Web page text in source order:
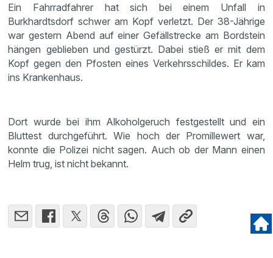
Ein Fahrradfahrer hat sich bei einem Unfall in
Burkhardtsdorf schwer am Kopf verletzt. Der 38-Jährige
war gestern Abend auf einer Gefällstrecke am Bordstein
hängen geblieben und gestürzt. Dabei stieß er mit dem
Kopf gegen den Pfosten eines Verkehrsschildes. Er kam
ins Krankenhaus.
Dort wurde bei ihm Alkoholgeruch festgestellt und ein
Bluttest durchgeführt. Wie hoch der Promillewert war,
konnte die Polizei nicht sagen. Auch ob der Mann einen
Helm trug, ist nicht bekannt.